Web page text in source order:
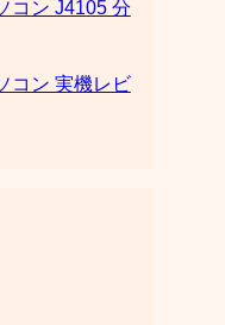
コン J4105 分
コン 実機レビ